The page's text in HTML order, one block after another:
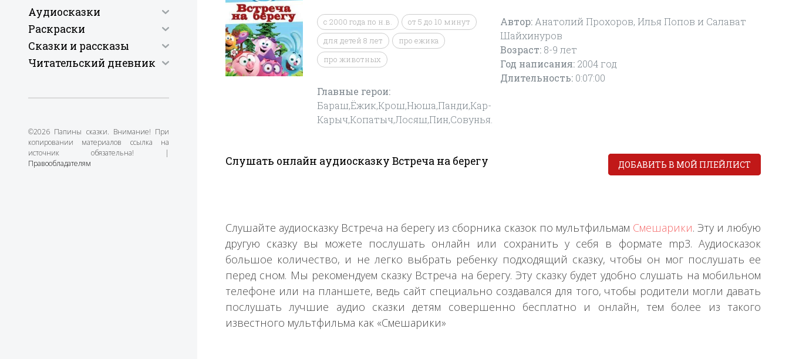
Аудиосказки
Раскраски
Сказки и рассказы
Читательский дневник
©2026 Папины сказки. Внимание! При
копировании материалов ссылка на
источник обязательна! |
Правообладателям
c 2000 года по н.в.
от 5 до 10 минут
для детей 8 лет
про ежика
про животных
Главные герои:
Бараш,Ёжик,Крош,Нюша,Панди,Кар-
Карыч,Копатыч,Лосяш,Пин,Совунья.
Автор: Анатолий Прохоров, Илья Попов и Салават
Шайхинуров
Возраст: 8-9 лет
Год написания: 2004 год
Длительность: 0:07:00
Слушать онлайн аудиосказку Встреча на берегу ДОБАВИТЬ В МОЙ ПЛЕЙЛИСТ
Слушайте аудиосказку Встреча на берегу из сборника сказок по мультфильмам Смешарики. Эту и любую
другую сказку вы можете послушать онлайн или сохранить у себя в формате mp3. Аудиосказок
большое количество, и не легко выбрать ребенку подходящий сказку, чтобы он мог послушать ее
перед сном. Мы рекомендуем сказку Встреча на берегу. Эту сказку будет удобно слушать на мобильном
телефоне или на планшете, ведь сайт специально создавался для того, чтобы родители могли давать
послушать лучшие аудио сказки детям совершенно бесплатно и онлайн, тем более из такого
известного мультфильма как «Смешарики»